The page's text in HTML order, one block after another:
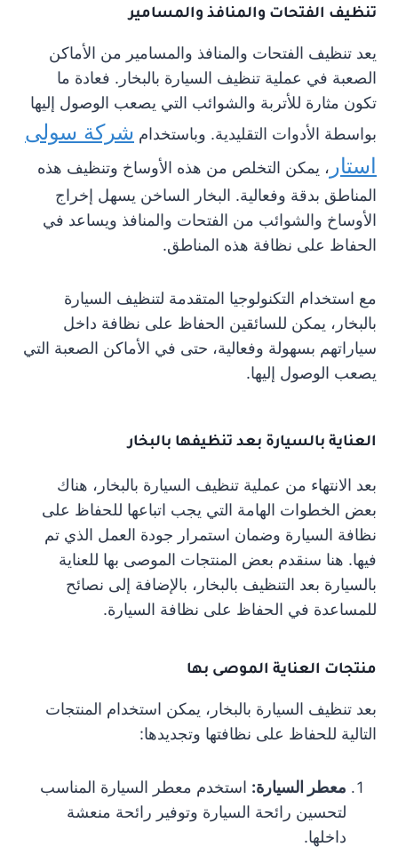
تنظيف الفتحات والمنافذ والمسامير
يعد تنظيف الفتحات والمنافذ والمسامير من الأماكن
الصعبة في عملية تنظيف السيارة بالبخار. فعادة ما
تكون مثارة للأتربة والشوائب التي يصعب الوصول إليها
بواسطة الأدوات التقليدية. وباستخدام شركة سولى
استار ، يمكن التخلص من هذه الأوساخ وتنظيف هذه
المناطق بدقة وفعالية. البخار الساخن يسهل إخراج
الأوساخ والشوائب من الفتحات والمنافذ ويساعد في
الحفاظ على نظافة هذه المناطق.
مع استخدام التكنولوجيا المتقدمة لتنظيف السيارة
بالبخار، يمكن للسائقين الحفاظ على نظافة داخل
سياراتهم بسهولة وفعالية، حتى في الأماكن الصعبة التي
يصعب الوصول إليها.
العناية بالسيارة بعد تنظيفها بالبخار
بعد الانتهاء من عملية تنظيف السيارة بالبخار، هناك
بعض الخطوات الهامة التي يجب اتباعها للحفاظ على
نظافة السيارة وضمان استمرار جودة العمل الذي تم
فيها. هنا سنقدم بعض المنتجات الموصى بها للعناية
بالسيارة بعد التنظيف بالبخار، بالإضافة إلى نصائح
للمساعدة في الحفاظ على نظافة السيارة.
منتجات العناية الموصى بها
بعد تنظيف السيارة بالبخار، يمكن استخدام المنتجات
التالية للحفاظ على نظافتها وتجديدها:
معطر السيارة: استخدم معطر السيارة المناسب
لتحسين رائحة السيارة وتوفير رائحة منعشة
داخلها.